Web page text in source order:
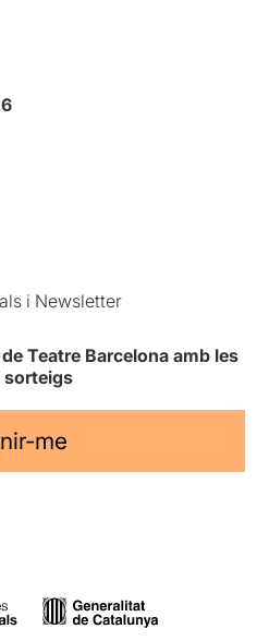
i Newsletter
Teatre Barcelona amb les
sorteigs
me